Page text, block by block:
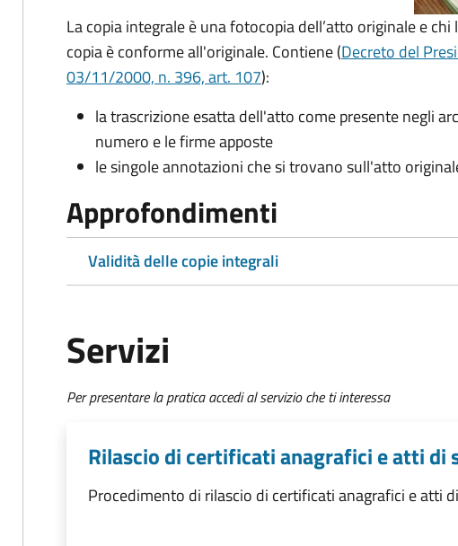
La copia integrale è una fotocopia dell’atto originale e
copia è conforme all'originale. Contiene (Decreto del
03/11/2000, n. 396, art. 107):
la trascrizione esatta dell'atto come presente negli
numero e le firme apposte
le singole annotazioni che si trovano sull'atto
Approfondimenti
Validità delle copie integrali
Servizi
Per presentare la pratica accedi al servizio che ti interessa
Rilascio di certificati anagrafici e atti di
Procedimento di rilascio di certificati anagrafici e atti